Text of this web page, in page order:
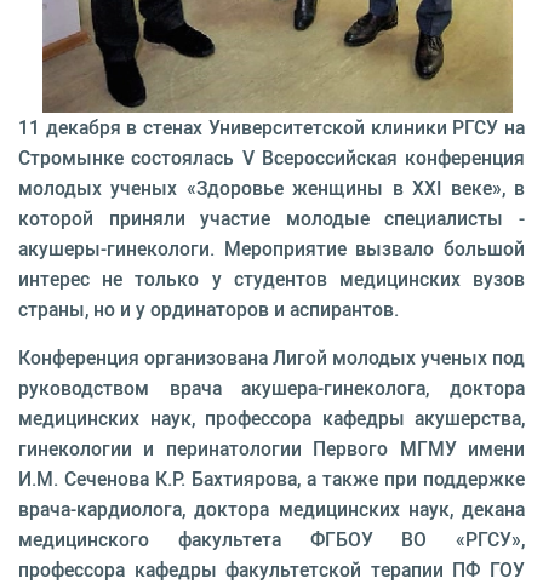
11 декабря в стенах Университетской клиники РГСУ на
Стромынке состоялась V Всероссийская конференция
молодых ученых «Здоровье женщины в XXI веке», в
которой приняли участие молодые специалисты -
акушеры-гинекологи. Мероприятие вызвало большой
интерес не только у студентов медицинских вузов
страны, но и у ординаторов и аспирантов.
Конференция организована Лигой молодых ученых под
руководством врача акушера-гинеколога, доктора
медицинских наук, профессора кафедры акушерства,
гинекологии и перинатологии Первого МГМУ имени
И.М. Сеченова К.Р. Бахтиярова, а также при поддержке
врача-кардиолога, доктора медицинских наук, декана
медицинского факультета ФГБОУ ВО «РГСУ»,
профессора кафедры факультетской терапии ПФ ГОУ